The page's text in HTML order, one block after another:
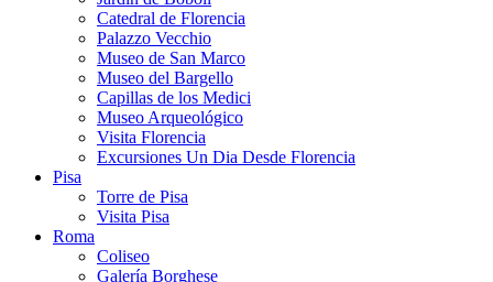
Catedral de Florencia
Palazzo Vecchio
Museo de San Marco
Museo del Bargello
Capillas de los Medici
Museo Arqueológico
Visita Florencia
Excursiones Un Dia Desde Florencia
Pisa
Torre de Pisa
Visita Pisa
Roma
Coliseo
Galería Borghese